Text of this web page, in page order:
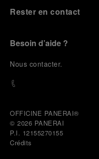
Rester en contact
Besoin d’aide ?
Nous contacter.
OFFICINE PANERAI®
© 2026 PANERAI
P.I. 12155270155
Crédits